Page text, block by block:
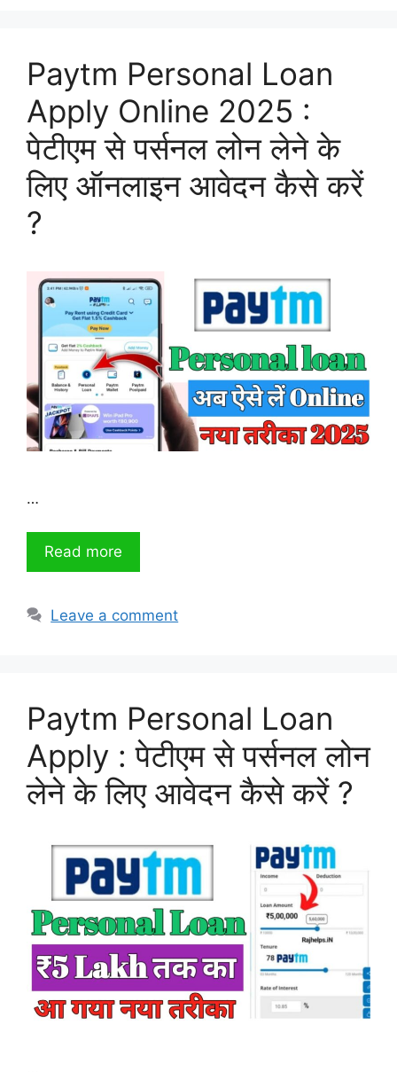
Paytm Personal Loan
Apply Online 2025 :
पेटीएम से पर्सनल लोन लेने के
लिए ऑनलाइन आवेदन कैसे करें
?
…
Read more
Leave a comment
Paytm Personal Loan
Apply : पेटीएम से पर्सनल लोन
लेने के लिए आवेदन कैसे करें ?